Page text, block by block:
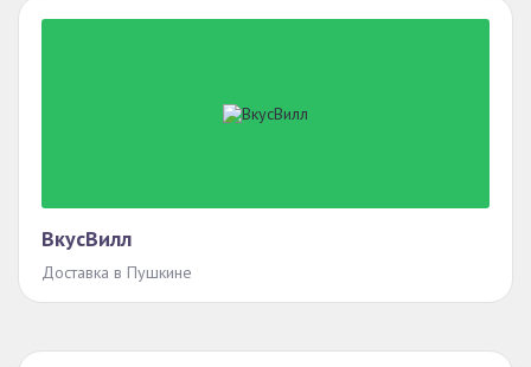
ВкусВилл
Доставка в Пушкине